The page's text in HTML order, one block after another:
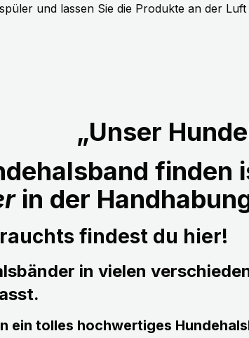
und lassen Sie die Produkte an der
„Unser
finden
in der
findest du hier!
in vielen
ein tolles hochwertiges